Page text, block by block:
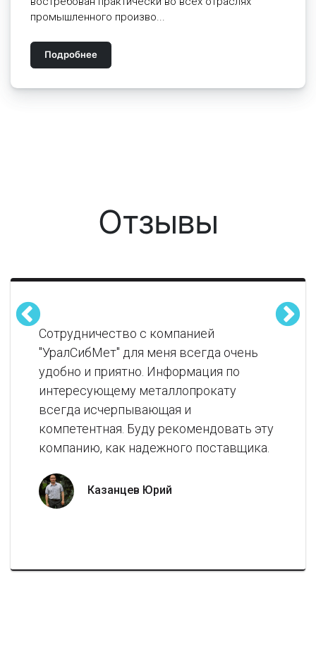
промышленного произво...
Подробнее
Отзывы
Сотрудничество с компанией
"УралСибМет" для меня всегда очень
удобно и приятно. Информация по
интересующему металлопрокату
всегда исчерпывающая и
компетентная. Буду рекомендовать эту
компанию, как надежного поставщика.
Казанцев Юрий